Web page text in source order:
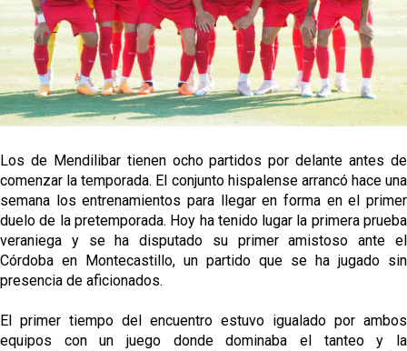
El Sevilla oficializa el traspaso de Sow
Miguel Sierra: La temporada pasada se vio
reflejado que podemos tirar para delante y
trabajamos con ilusión
Diomande ya es madridista mientras Rodri agita el
OFICIAL | Juanlu se marcha al Bournemouth
Los de Mendilibar tienen ocho partidos por delante antes de
comenzar la temporada. El conjunto hispalense arrancó hace una
semana los entrenamientos para llegar en forma en el primer
duelo de la pretemporada. Hoy ha tenido lugar la primera prueba
veraniega y se ha disputado su primer amistoso ante el
Córdoba en Montecastillo, un partido que se ha jugado sin
presencia de aficionados.
El primer tiempo del encuentro estuvo igualado por ambos
equipos con un juego donde dominaba el tanteo y la